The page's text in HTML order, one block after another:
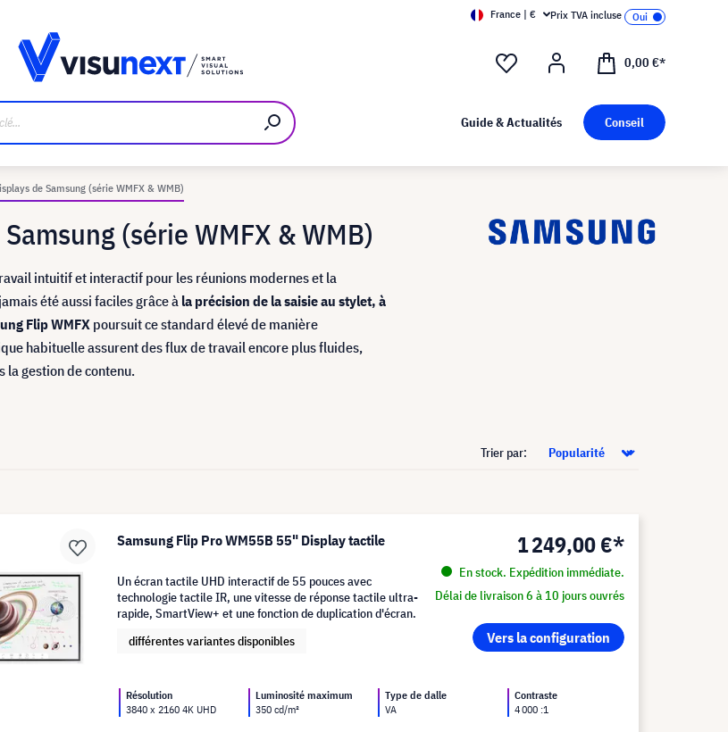
France | € Prix TVA incluse
0,00 €*
Guide & Actualités Conseil
de Samsung (série WMFX & WMB)
(série WMFX & WMB)
intuitif et interactif pour les réunions modernes et la
été aussi faciles grâce àla précision de la saisie au stylet, à
Flip WMFX poursuit ce standard élevé de manière
habituelle assurent des flux de travail encore plus fluides,
la gestion de contenu.
Trier par:
Samsung Flip Pro WM55B 55" Display tactile 1 249,00 €*
En stock. Expédition immédiate.
Délai de livraison 6 à 10 jours ouvrés
Vers la configuration
Un écran tactile UHD interactif de 55 pouces avec
technologie tactile IR, une vitesse de réponse tactile ultra-
rapide, SmartView+ et une fonction de duplication d'écran.
différentes variantes disponibles
Résolution
3840 x 2160 4K UHD
Luminosité maximum
350 cd/m²
Type de dalle
VA
Contraste
4 000 :1